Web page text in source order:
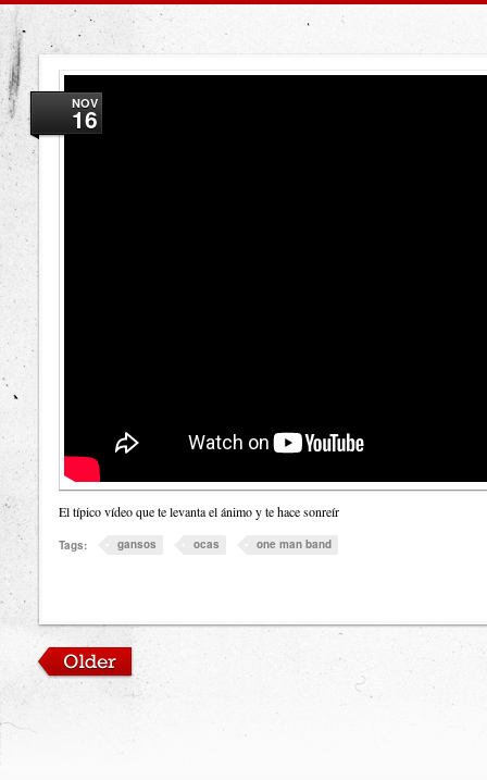
NOV
16
El típico vídeo que te levanta el ánimo y te hace sonreír
Tags: gansos ocas one man band